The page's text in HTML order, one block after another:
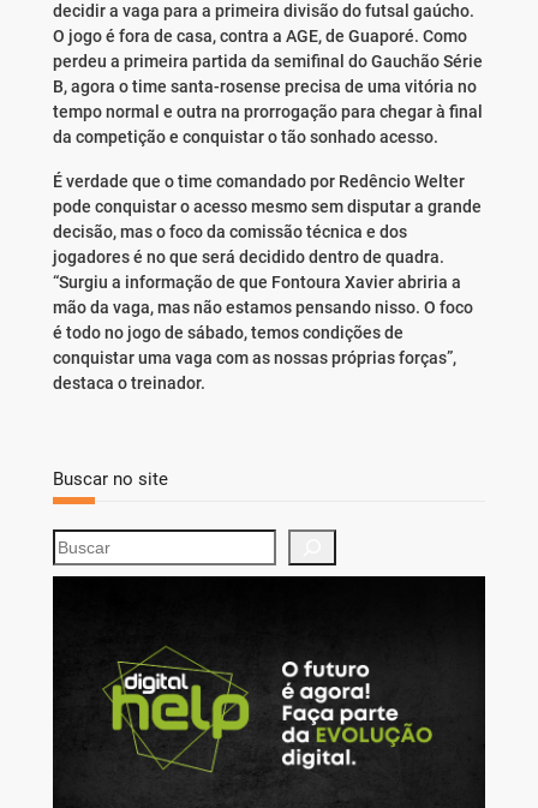
decidir a vaga para a primeira divisão do futsal gaúcho.
O jogo é fora de casa, contra a AGE, de Guaporé. Como
perdeu a primeira partida da semifinal do Gauchão Série
B, agora o time santa-rosense precisa de uma vitória no
tempo normal e outra na prorrogação para chegar à final
da competição e conquistar o tão sonhado acesso.
É verdade que o time comandado por Redêncio Welter
pode conquistar o acesso mesmo sem disputar a grande
decisão, mas o foco da comissão técnica e dos
jogadores é no que será decidido dentro de quadra.
“Surgiu a informação de que Fontoura Xavier abriria a
mão da vaga, mas não estamos pensando nisso. O foco
é todo no jogo de sábado, temos condições de
conquistar uma vaga com as nossas próprias forças”,
destaca o treinador.
Buscar no site
S
e